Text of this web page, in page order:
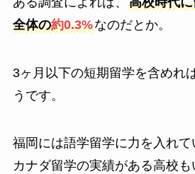
全体の約0.3%なのだとか。
3ヶ月以下の短期留学を含めれば
うです。
福岡には語学留学に力を入れて
カナダ留学の実績がある高校も